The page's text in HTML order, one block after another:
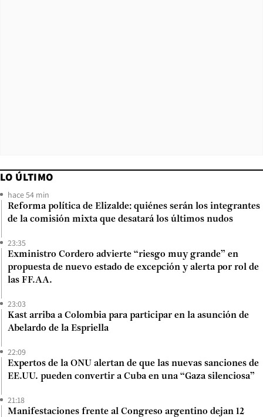
LO ÚLTIMO
hace 54 min
Reforma política de Elizalde: quiénes serán los integrantes
de la comisión mixta que desatará los últimos nudos
23:35
Exministro Cordero advierte “riesgo muy grande” en
propuesta de nuevo estado de excepción y alerta por rol de
las FF.AA.
23:03
Kast arriba a Colombia para participar en la asunción de
Abelardo de la Espriella
22:09
Expertos de la ONU alertan de que las nuevas sanciones de
EE.UU. pueden convertir a Cuba en una “Gaza silenciosa”
21:18
Manifestaciones frente al Congreso argentino dejan 12